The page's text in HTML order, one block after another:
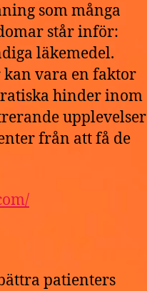
som många
står inför:
läkemedel.
kan vara en faktor
hinder inom
upplevelser
från att få de
patienters